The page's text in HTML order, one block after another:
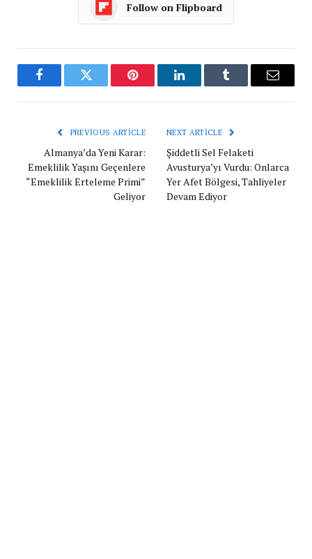
Follow on Flipboard
FacebookTwitter Pinterest LinkedInTumblr Email
PREVIOUS ARTICLE
Almanya’da Yeni Karar:
Emeklilik Yaşını Geçenlere
“Emeklilik Erteleme Primi”
Geliyor
NEXT ARTICLE
Şiddetli Sel Felaketi
Avusturya’yı Vurdu: Onlarca
Yer Afet Bölgesi, Tahliyeler
Devam Ediyor